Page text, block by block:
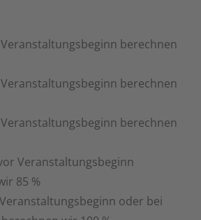
berechnen
berechnen
Veranstaltungsbeginn berechnen
Veranstaltungsbeginn
85 %
oder bei